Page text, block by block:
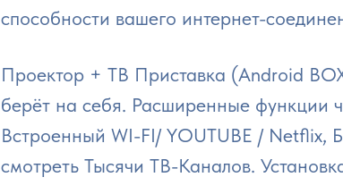
способности вашего интернет-
Проектор + ТВ Приставка (Android
берёт на себя. Расширенные функции
Встроенный WI-FI/ YOUTUBE / Netflix,
смотреть Тысячи ТВ-Каналов.